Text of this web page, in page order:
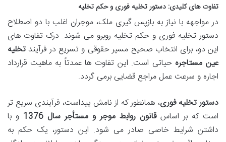
تفاوت های کلیدی: دستور تخلیه فوری و حکم تخلیه
در مواجهه با نیاز به بازپس گیری ملک، موجران اغلب با دو اصطلاح
دستور تخلیه فوری و حکم تخلیه روبرو می شوند. درک تفاوت های
این دو، برای انتخاب صحیح مسیر حقوقی و تسریع در فرآیندتخلیه
عین مستاجره حیاتی است. این تفاوت ها عمدتاً به ماهیت قرارداد
اجاره و سرعت عمل مراجع قضایی برمی گردد.
دستور تخلیه فوری، همانطور که از نامش پیداست، فرآیندی سریع تر
است که بر اساسقانون روابط موجر و مستأجر سال 1376
و با
داشتن شرایط خاصی صادر می شود. این دستور، یک حکم به